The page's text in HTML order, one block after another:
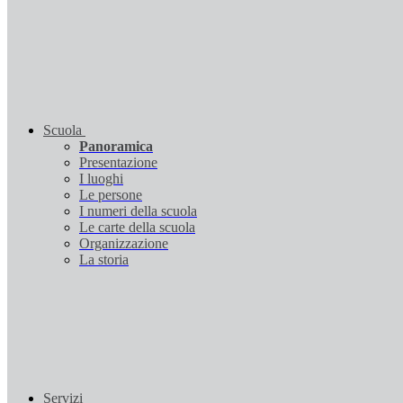
Scuola
Panoramica
Presentazione
I luoghi
Le persone
I numeri della scuola
Le carte della scuola
Organizzazione
La storia
Servizi